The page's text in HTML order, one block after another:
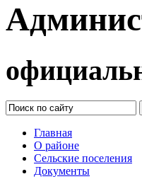
Главная
О районе
Сельские поселения
Документы